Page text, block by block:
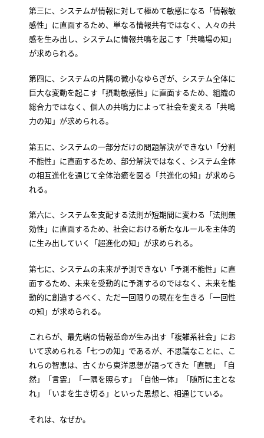
第三に、システムが情報に対して極めて敏感になる「情報敏
感性」に直面するため、単なる情報共有ではなく、人々の共
感を生み出し、システムに情報共鳴を起こす「共鳴場の知」
が求められる。
第四に、システムの片隅の微小なゆらぎが、システム全体に
巨大な変動を起こす「摂動敏感性」に直面するため、組織の
総合力ではなく、個人の共鳴力によって社会を変える「共鳴
力の知」が求められる。
第五に、システムの一部分だけの問題解決ができない「分割
不能性」に直面するため、部分解決ではなく、システム全体
の相互進化を通じて全体治癒を図る「共進化の知」が求めら
れる。
第六に、システムを支配する法則が短期間に変わる「法則無
効性」に直面するため、社会における新たなルールを主体的
に生み出していく「超進化の知」が求められる。
第七に、システムの未来が予測できない「予測不能性」に直
面するため、未来を受動的に予測するのではなく、未来を能
動的に創造するべく、ただ一回限りの現在を生きる「一回性
の知」が求められる。
これらが、最先端の情報革命が生み出す「複雑系社会」にお
いて求められる「七つの知」であるが、不思議なことに、こ
れらの智恵は、古くから東洋思想が語ってきた「直観」「自
然」「言霊」「一隅を照らす」「自他一体」「随所に主とな
れ」「いまを生き切る」といった思想と、相通じている。
それは、なぜか。